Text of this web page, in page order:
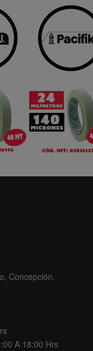
Concepción.
A 18:00 Hrs